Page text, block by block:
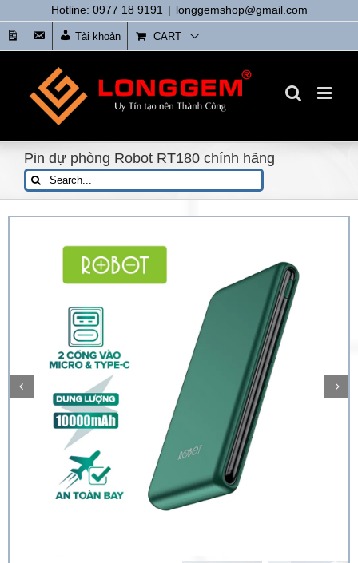
to
content
Hotline: 0977 18 9191 | longgemshop@gmail.com
tức
Liên
Hệ
Tài khoản CART
Pin dự phòng Robot RT180 chính hãng
Search
for: